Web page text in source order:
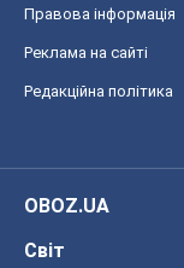
Правова інформація
Реклама на сайті
Редакційна політика
OBOZ.UA
Світ